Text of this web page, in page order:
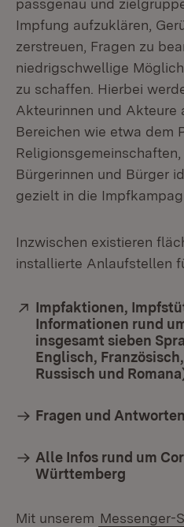
passgenau und
Impfung aufzuklären,
zerstreuen, Fragen zu
niedrigschwellige
zu schaffen. Hierbei
Akteurinnen und Akteure
Bereichen wie etwa dem
Bürgerinnen und Bürger
gezielt in die
Inzwischen existieren
installierte Anlaufstellen
Extern:
Impfaktionen,
Informationen rund
insgesamt sieben
Englisch,
Russisch und
Fragen und
Alle Infos rund um
Württemberg
Mit unserem Messenger-